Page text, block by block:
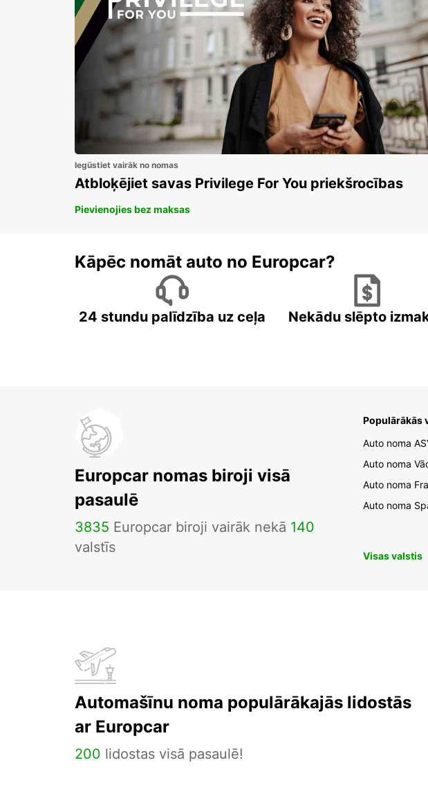
Iegūstiet vairāk no nomas
Atbloķējiet savas Privilege For You priekšrocības
Pievienojies bez maksas
Kāpēc nomāt auto no Europcar?
24 stundu palīdzība uz ceļa Nekādu slēpto
Europcar nomas biroji visā
pasaulē
3835 Europcar biroji vairāk nekā 140
valstīs
Populārākās
Auto noma
Auto noma
Auto noma
Auto noma
Visas valstis
Automašīnu noma populārākajās lidostās
ar Europcar
200 lidostas visā pasaulē!